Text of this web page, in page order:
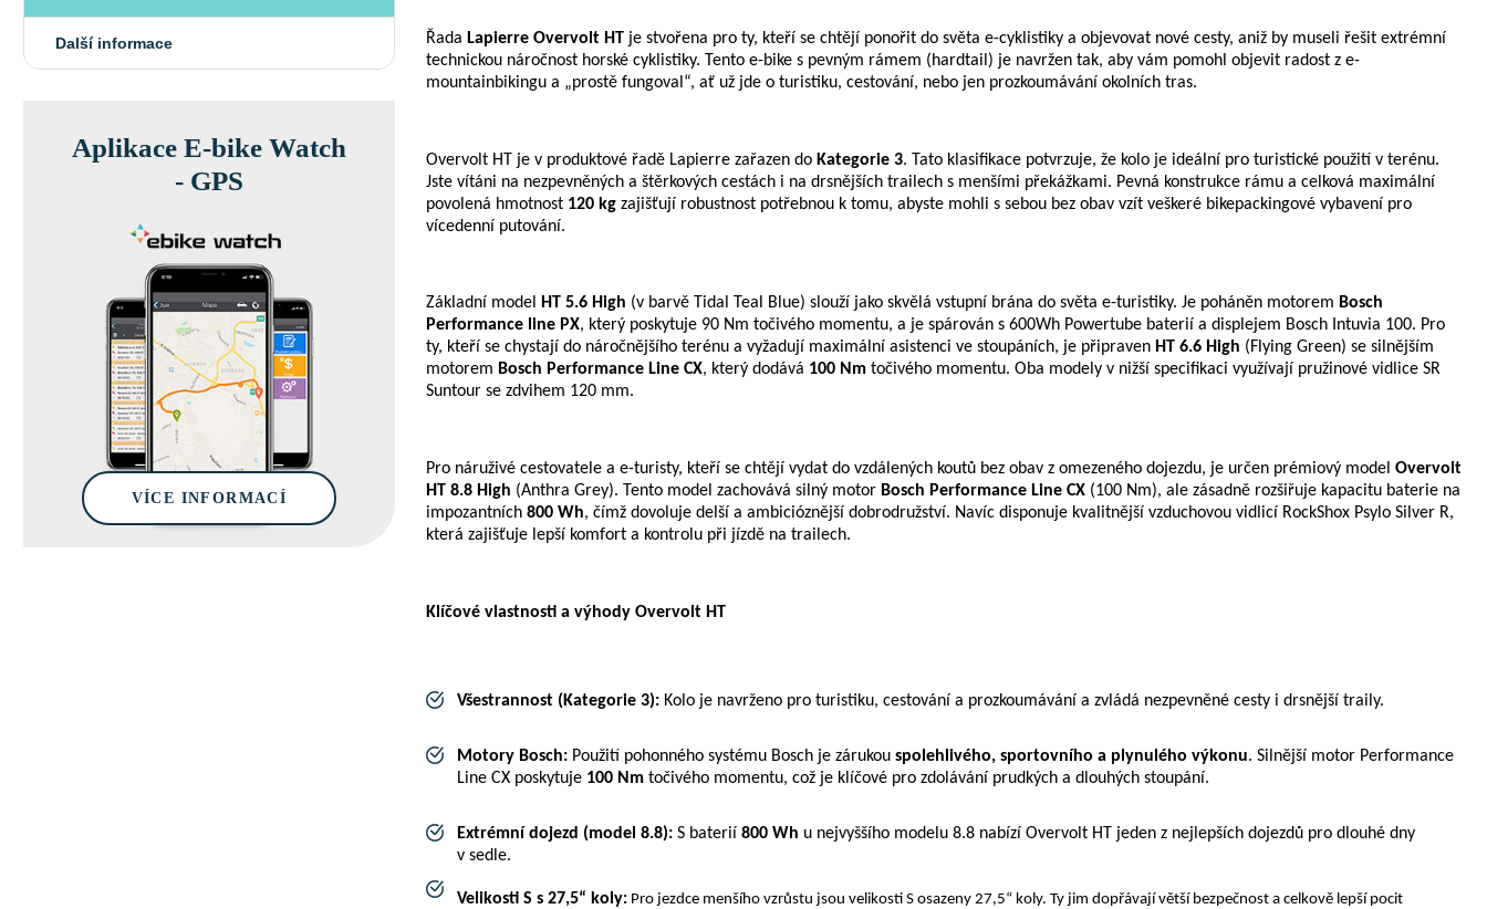
Další informace
Aplikace E-bike Watch
- GPS
VÍCE INFORMACÍ
Řada Lapierre Overvolt HT je stvořena pro ty, kteří se chtějí ponořit do světa e-cyklistiky a objevovat nové cesty, aniž by museli řešit extrémní
technickou náročnost horské cyklistiky. Tento e-bike s pevným rámem (hardtail) je navržen tak, aby vám pomohl objevit radost z e-
mountainbikingu a „prostě fungoval“, ať už jde o turistiku, cestování, nebo jen prozkoumávání okolních tras.
Overvolt HT je v produktové řadě Lapierre zařazen do Kategorie 3. Tato klasifikace potvrzuje, že kolo je ideální pro turistické použití v terénu.
Jste vítáni na nezpevněných a štěrkových cestách i na drsnějších trailech s menšími překážkami. Pevná konstrukce rámu a celková maximální
povolená hmotnost 120 kg zajišťují robustnost potřebnou k tomu, abyste mohli s sebou bez obav vzít veškeré bikepackingové vybavení pro
vícedenní putování.
Základní model HT 5.6 High (v barvě Tidal Teal Blue) slouží jako skvělá vstupní brána do světa e-turistiky. Je poháněn motorem Bosch
Performance line PX, který poskytuje 90 Nm točivého momentu, a je spárován s 600Wh Powertube baterií a displejem Bosch Intuvia 100. Pro
ty, kteří se chystají do náročnějšího terénu a vyžadují maximální asistenci ve stoupáních, je připraven HT 6.6 High (Flying Green) se silnějším
motorem Bosch Performance Line CX, který dodává 100 Nm točivého momentu. Oba modely v nižší specifikaci využívají pružinové vidlice SR
Suntour se zdvihem 120 mm.
Pro náruživé cestovatele a e-turisty, kteří se chtějí vydat do vzdálených koutů bez obav z omezeného dojezdu, je určen prémiový model Overvolt
HT 8.8 High (Anthra Grey). Tento model zachovává silný motor Bosch Performance Line CX (100 Nm), ale zásadně rozšiřuje kapacitu baterie na
impozantních 800 Wh, čímž dovoluje delší a ambicióznější dobrodružství. Navíc disponuje kvalitnější vzduchovou vidlicí RockShox Psylo Silver R,
která zajišťuje lepší komfort a kontrolu při jízdě na trailech.
Klíčové vlastnosti a výhody Overvolt HT
Všestrannost (Kategorie 3): Kolo je navrženo pro turistiku, cestování a prozkoumávání a zvládá nezpevněné cesty i drsnější traily.
Motory Bosch: Použití pohonného systému Bosch je zárukou spolehlivého, sportovního a plynulého výkonu. Silnější motor Performance
Line CX poskytuje 100 Nm točivého momentu, což je klíčové pro zdolávání prudkých a dlouhých stoupání.
Extrémní dojezd (model 8.8): S baterií 800 Wh u nejvyššího modelu 8.8 nabízí Overvolt HT jeden z nejlepších dojezdů pro dlouhé dny
v sedle.
Velikosti S s 27,5“ koly: Pro jezdce menšího vzrůstu jsou velikosti S osazeny 27,5“ koly. Ty jim dopřávají větší bezpečnost a celkově lepší pocit